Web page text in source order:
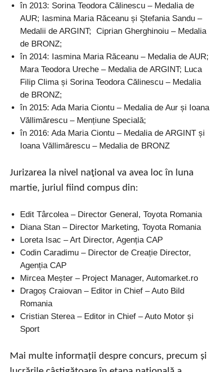
în 2013: Sorina Teodora Călinescu – Medalia de
AUR; Iasmina Maria Răceanu și Ștefania Sandu –
Medalii de ARGINT; Ciprian Gherghinoiu – Medalia
de BRONZ;
în 2014: Iasmina Maria Răceanu – Medalia de AUR;
Mara Teodora Ureche – Medalia de ARGINT; Luca
Filip Clima și Sorina Teodora Călinescu – Medalia
de BRONZ;
în 2015: Ada Maria Ciontu – Medalia de Aur și Ioana
Văllimărescu – Mențiune Specială;
în 2016: Ada Maria Ciontu – Medalia de ARGINT și
Ioana Văllimărescu – Medalia de BRONZ
Jurizarea la nivel naţional va avea loc în luna
martie, juriul fiind compus din:
Edit Târcolea – Director General, Toyota Romania
Diana Stan – Director Marketing, Toyota Romania
Loreta Isac – Art Director, Agenția CAP
Codin Caradimu – Director de Creație Director,
Agenția CAP
Mircea Meșter – Project Manager, Automarket.ro
Dragoș Craiovan – Editor in Chief – Auto Bild
Romania
Cristian Sterea – Editor in Chief – Auto Motor și
Sport
Mai multe informații despre concurs, precum și